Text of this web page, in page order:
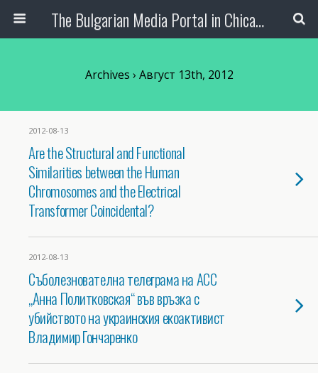
The Bulgarian Media Portal in Chicago
Archives › Август 13th, 2012
2012-08-13
Are the Structural and Functional
Similarities between the Human
Chromosomes and the Electrical
Transformer Coincidental?
2012-08-13
Съболезнователна телеграма на АСС
„Анна Политковская“ във връзка с
убийството на украинския екоактивист
Владимир Гончаренко